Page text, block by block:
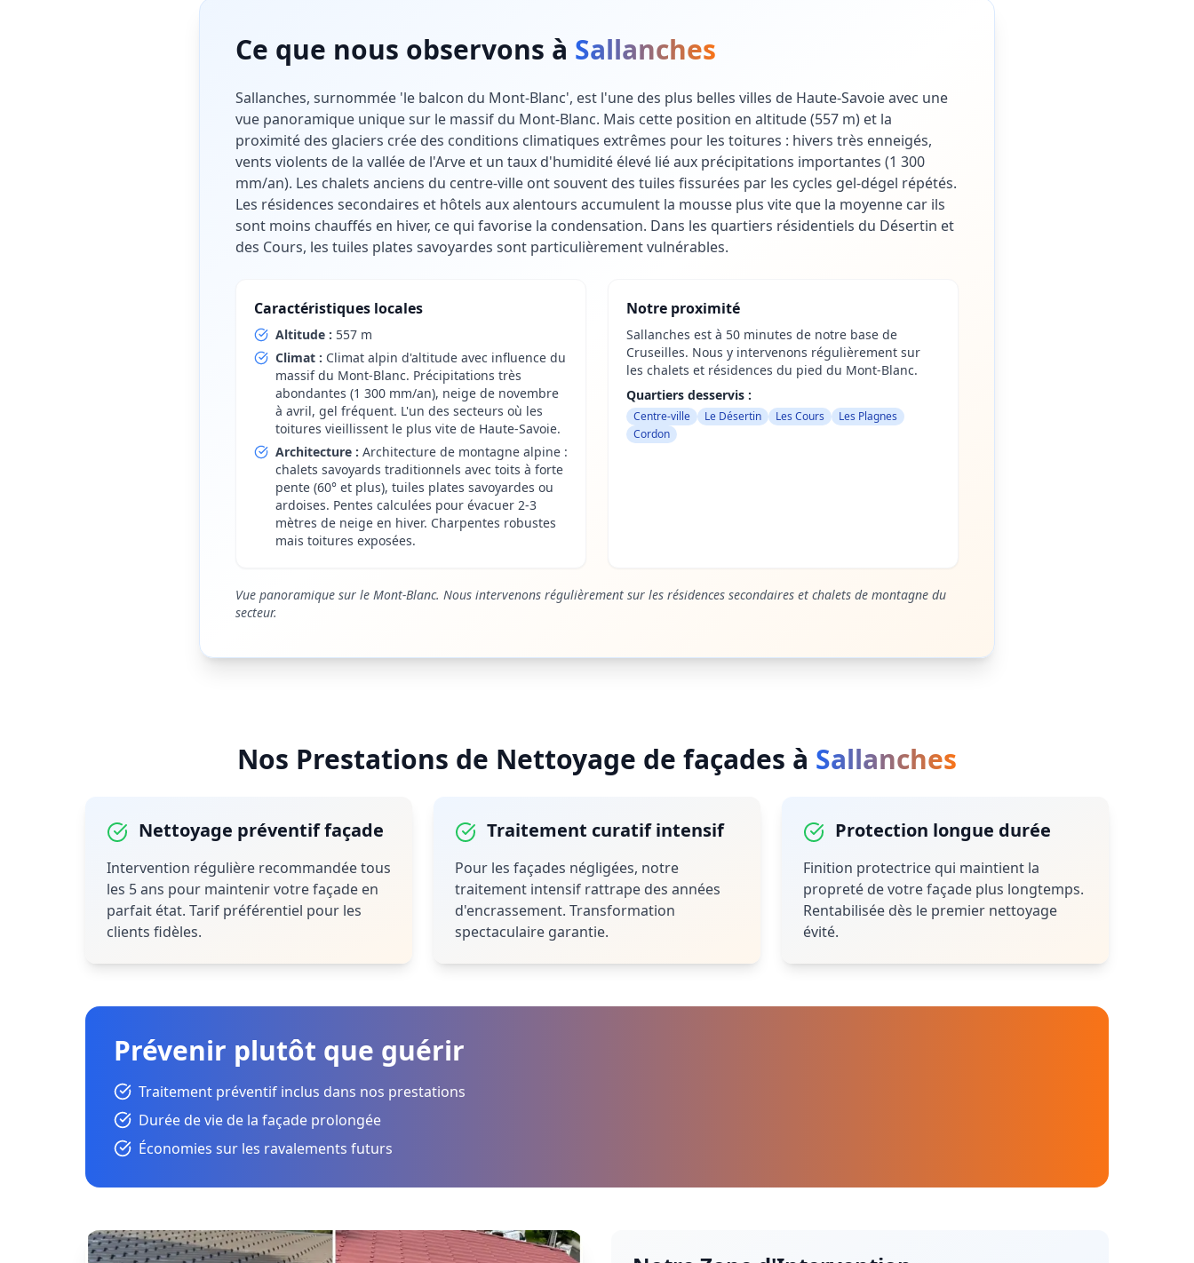
Ce que nous observons à Sallanches
Sallanches, surnommée 'le balcon du Mont-Blanc', est l'une des plus belles villes de Haute-Savoie avec une
vue panoramique unique sur le massif du Mont-Blanc. Mais cette position en altitude (557 m) et la
proximité des glaciers crée des conditions climatiques extrêmes pour les toitures : hivers très enneigés,
vents violents de la vallée de l'Arve et un taux d'humidité élevé lié aux précipitations importantes (1 300
mm/an). Les chalets anciens du centre-ville ont souvent des tuiles fissurées par les cycles gel-dégel répétés.
Les résidences secondaires et hôtels aux alentours accumulent la mousse plus vite que la moyenne car ils
sont moins chauffés en hiver, ce qui favorise la condensation. Dans les quartiers résidentiels du Désertin et
des Cours, les tuiles plates savoyardes sont particulièrement vulnérables.
Caractéristiques locales
Altitude : 557 m
Climat : Climat alpin d'altitude avec influence du
massif du Mont-Blanc. Précipitations très
abondantes (1 300 mm/an), neige de novembre
à avril, gel fréquent. L'un des secteurs où les
toitures vieillissent le plus vite de Haute-Savoie.
Architecture : Architecture de montagne alpine :
chalets savoyards traditionnels avec toits à forte
pente (60° et plus), tuiles plates savoyardes ou
ardoises. Pentes calculées pour évacuer 2-3
mètres de neige en hiver. Charpentes robustes
mais toitures exposées.
Notre proximité
Sallanches est à 50 minutes de notre base de
Cruseilles. Nous y intervenons régulièrement sur
les chalets et résidences du pied du Mont-Blanc.
Quartiers desservis :
Centre-ville Le Désertin Les Cours
Les Plagnes
Cordon
Vue panoramique sur le Mont-Blanc. Nous intervenons régulièrement sur les résidences secondaires et chalets de montagne du
secteur.
Nos Prestations de Nettoyage de façades à Sallanches
Nettoyage préventif façade
Intervention régulière recommandée tous
les 5 ans pour maintenir votre façade en
parfait état. Tarif préférentiel pour les
clients fidèles.
Traitement curatif intensif
Pour les façades négligées, notre
traitement intensif rattrape des années
d'encrassement. Transformation
spectaculaire garantie.
Protection longue durée
Finition protectrice qui maintient la
propreté de votre façade plus longtemps.
Rentabilisée dès le premier nettoyage
évité.
Prévenir plutôt que guérir
Traitement préventif inclus dans nos prestations
Durée de vie de la façade prolongée
Économies sur les ravalements futurs